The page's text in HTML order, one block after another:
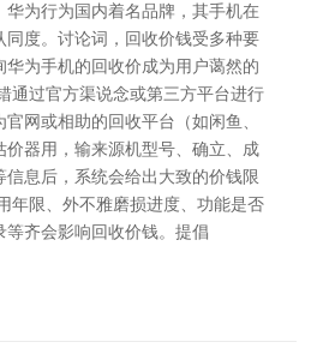
华为行为国内着名品牌，其手机在
同度。讨论词，回收价钱受多种要
为手机的回收价成为用户蔼然的
通过官方渠说念或第三方平台进行
网或相助的回收平台（如闲鱼、
价器用，输来源机型号、确立、成
息后，系统会给出大致的价钱限
年限、外不雅磨损进度、功能是否
齐会影响回收价钱。提倡